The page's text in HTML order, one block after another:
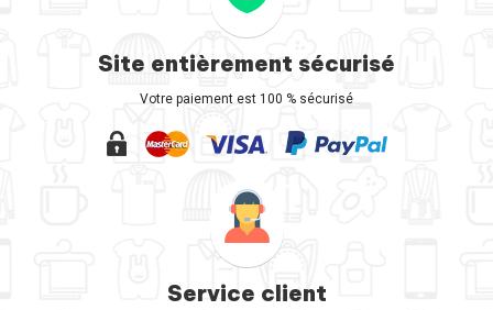
Site entièrement sécurisé
Votre paiement est 100 % sécurisé
Service client